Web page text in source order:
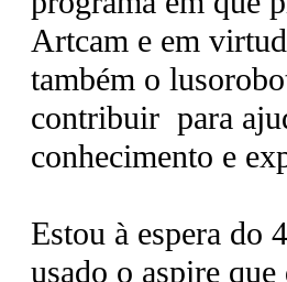
Artcam e em
também o
contribuir para
conhecimento e
Estou à espera do
usado o aspire